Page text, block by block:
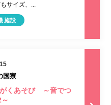
サイズ、...
施設
国寮
くあそび ～音でつ